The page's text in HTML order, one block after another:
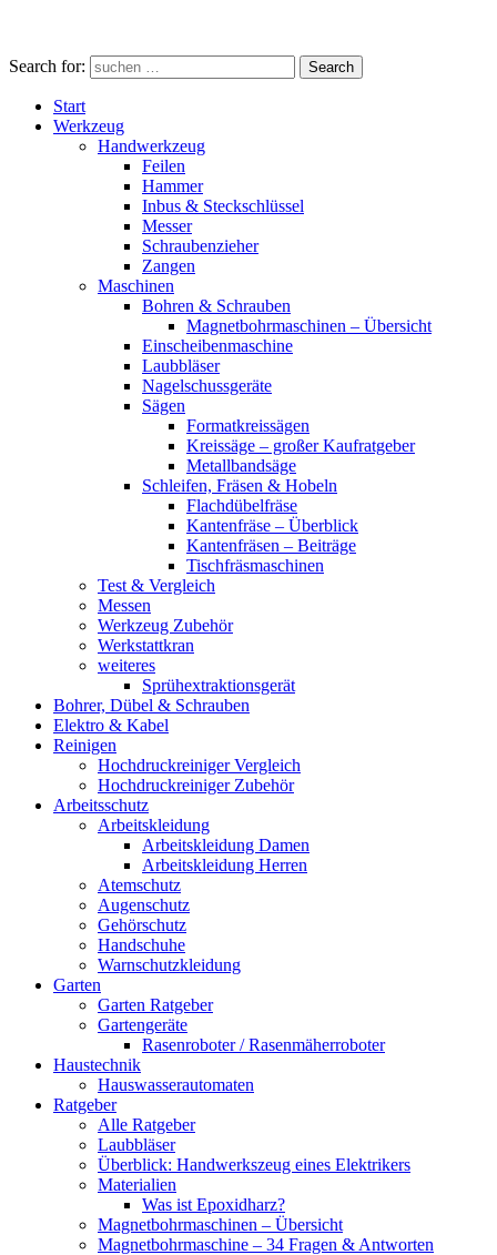
Search for: Search
Start
Werkzeug
Handwerkzeug
Feilen
Hammer
Inbus & Steckschlüssel
Messer
Schraubenzieher
Zangen
Maschinen
Bohren & Schrauben
Magnetbohrmaschinen – Übersicht
Einscheibenmaschine
Laubbläser
Nagelschussgeräte
Sägen
Formatkreissägen
Kreissäge – großer Kaufratgeber
Metallbandsäge
Schleifen, Fräsen & Hobeln
Flachdübelfräse
Kantenfräse – Überblick
Kantenfräsen – Beiträge
Tischfräsmaschinen
Test & Vergleich
Messen
Werkzeug Zubehör
Werkstattkran
weiteres
Sprühextraktionsgerät
Bohrer, Dübel & Schrauben
Elektro & Kabel
Reinigen
Hochdruckreiniger Vergleich
Hochdruckreiniger Zubehör
Arbeitsschutz
Arbeitskleidung
Arbeitskleidung Damen
Arbeitskleidung Herren
Atemschutz
Augenschutz
Gehörschutz
Handschuhe
Warnschutzkleidung
Garten
Garten Ratgeber
Gartengeräte
Rasenroboter / Rasenmäherroboter
Haustechnik
Hauswasserautomaten
Ratgeber
Alle Ratgeber
Laubbläser
Überblick: Handwerkszeug eines Elektrikers
Materialien
Was ist Epoxidharz?
Magnetbohrmaschinen – Übersicht
Magnetbohrmaschine – 34 Fragen & Antworten